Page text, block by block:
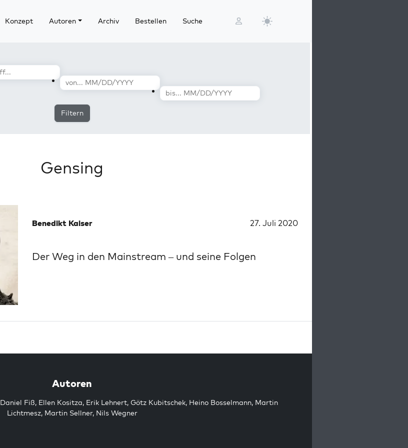
Konzept Autoren Archiv Bestellen Suche
Filtern
Gensing
Benedikt Kaiser 27. Juli 2020
Der Weg in den Mainstream – und seine Folgen
Autoren
Daniel Fiß, Ellen Kositza, Erik Lehnert, Götz Kubitschek, Heino Bosselmann, Martin
Lichtmesz, Martin Sellner, Nils Wegner